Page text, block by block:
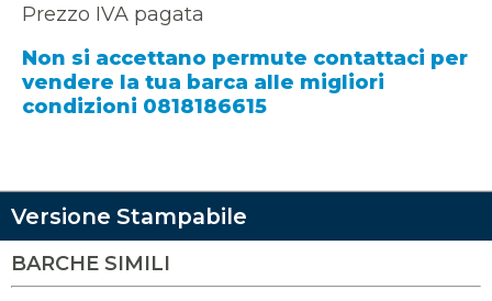
Prezzo IVA pagata
Non si accettano permute contattaci per
vendere la tua barca alle migliori
condizioni 0818186615
Versione Stampabile
BARCHE SIMILI